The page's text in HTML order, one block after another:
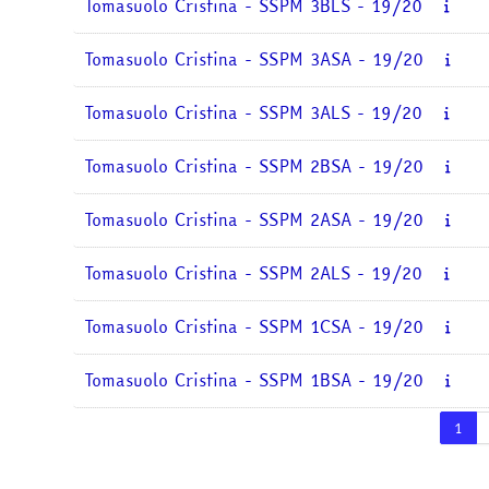
Tomasuolo Cristina - SSPM 3BLS - 19/20
Tomasuolo Cristina - SSPM 3ASA - 19/20
Tomasuolo Cristina - SSPM 3ALS - 19/20
Tomasuolo Cristina - SSPM 2BSA - 19/20
Tomasuolo Cristina - SSPM 2ASA - 19/20
Tomasuolo Cristina - SSPM 2ALS - 19/20
Tomasuolo Cristina - SSPM 1CSA - 19/20
Tomasuolo Cristina - SSPM 1BSA - 19/20
1